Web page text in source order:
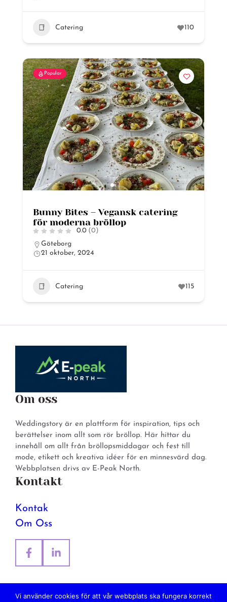
Catering 110
Popular
Bunny Bites – Vegansk catering
för moderna bröllop
0.0 (0)
Göteborg
21 oktober, 2024
Catering 115
Om oss
Weddingstory är en plattform för inspiration, tips och
berättelser inom allt som rör bröllop. Här hittar du
innehåll om allt från bröllopsmiddagar och fest till
mode, etikett och kreativa idéer för en minnesvärd dag.
Webbplatsen drivs av E-Peak North.
Kontakt
Kontak
Om Oss
Vi använder cookies för att vår webbplats ska fungera korrekt